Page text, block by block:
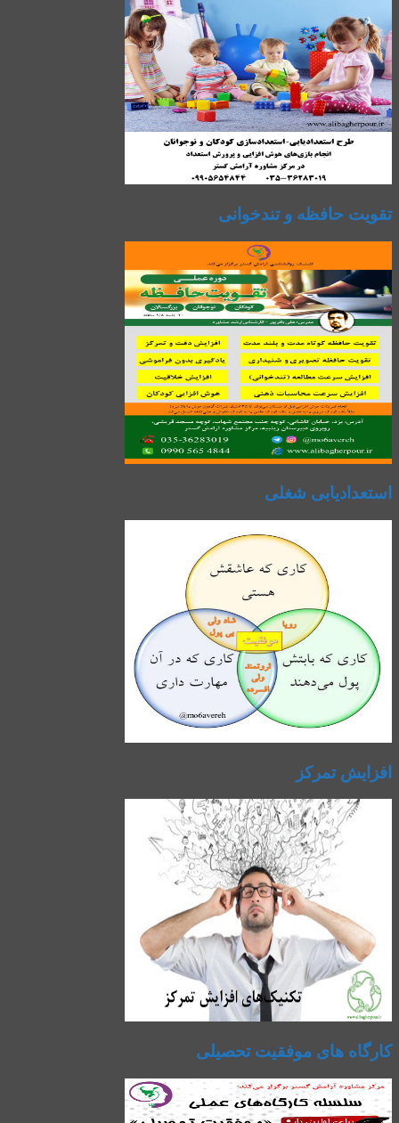
تقویت حافظه و تندخوانی
استعدادیابی شغلی
افزایش تمرکز
کارگاه های موفقیت تحصیلی